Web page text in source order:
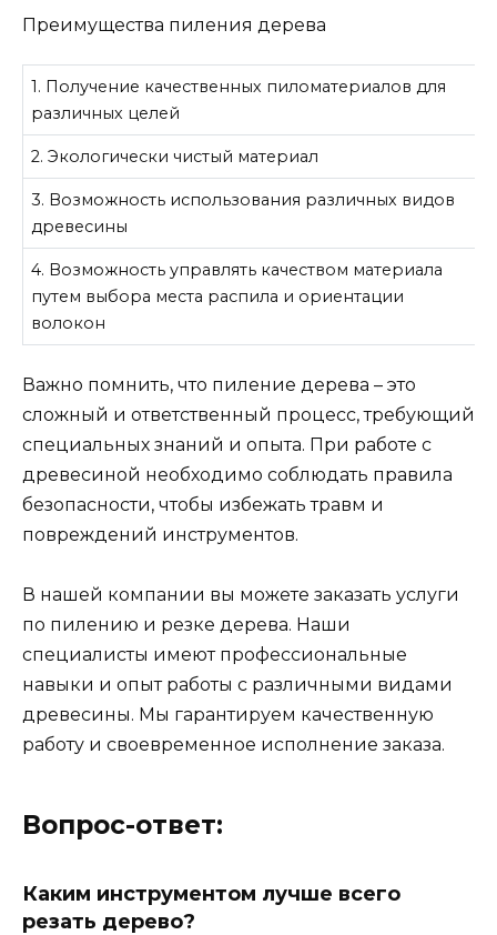
Преимущества пиления дерева
1. Получение качественных пиломатериалов для
различных целей
2. Экологически чистый материал
3. Возможность использования различных видов
древесины
4. Возможность управлять качеством материала
путем выбора места распила и ориентации
волокон
Важно помнить, что пиление дерева – это
сложный и ответственный процесс, требующий
специальных знаний и опыта. При работе с
древесиной необходимо соблюдать правила
безопасности, чтобы избежать травм и
повреждений инструментов.
В нашей компании вы можете заказать услуги
по пилению и резке дерева. Наши
специалисты имеют профессиональные
навыки и опыт работы с различными видами
древесины. Мы гарантируем качественную
работу и своевременное исполнение заказа.
Вопрос-ответ:
Каким инструментом лучше всего
резать дерево?